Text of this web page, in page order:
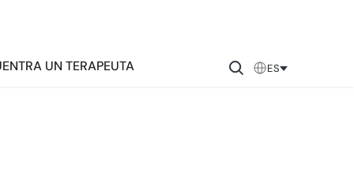
UN TERAPEUTA ES